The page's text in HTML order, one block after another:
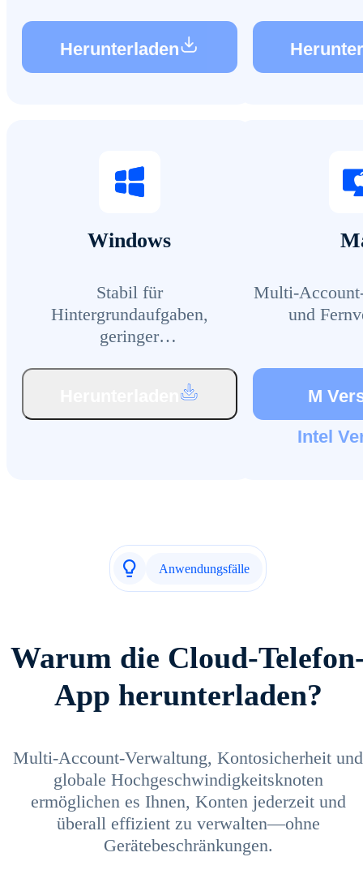
Herunterladen
Windows
Stabil für
Hintergrundaufgaben,
geringer
Multi-
und
M
Intel
Anwendungsfälle
Warum die Cloud-
App herunterladen?
Multi-Account-Verwaltung, Kontosicherheit und
globale Hochgeschwindigkeitsknoten
ermöglichen es Ihnen, Konten jederzeit und
überall effizient zu verwalten—ohne
Gerätebeschränkungen.